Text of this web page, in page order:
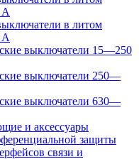
А
в литом
А
выключатели 15—250
выключатели 250—
выключатели 630—
и аксессуары
защиты
связи и